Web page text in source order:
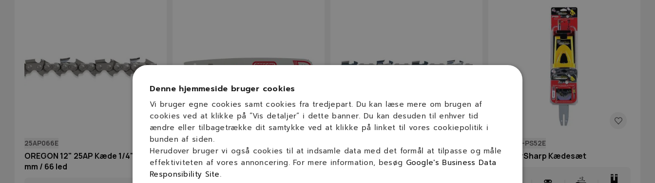
25AP066E
OREGON 12" 25AP Kæde 1/4" / 1,3
mm / 66 led
168VXLGK041
16"(40cm) / .325" / 1,5mm / 66 dl
VersaCut Sværd
OREGON 16" 91VXL Kæde (3/8H /
1,3mm / 58 led)
542310-PS52E
PowerSharp Kædesæt
Denne hjemmeside bruger cookies
Vi bruger egne cookies samt cookies fra tredjepart. Du kan læse mere om brugen af
cookies ved at klikke på ”Vis detaljer” i dette banner. Du kan desuden til enhver tid
ændre eller tilbagetrække dit samtykke ved at klikke på linket til vores cookiepolitik i
bunden af siden.
Herudover bruger vi også cookies til at indsamle data med det formål at tilpasse og måle
effektiviteten af vores annoncering. For mere information, besøg Google's Business Data
Responsibility Site.